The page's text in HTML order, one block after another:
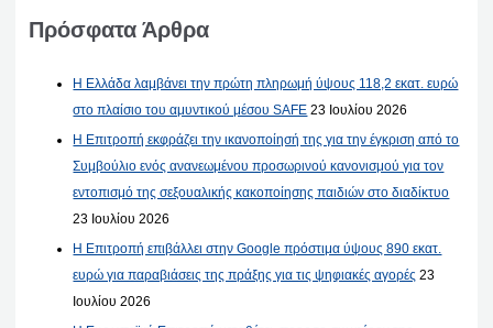
Πρόσφατα Άρθρα
Η Ελλάδα λαμβάνει την πρώτη πληρωμή ύψους 118,2 εκατ. ευρώ
στο πλαίσιο του αμυντικού μέσου SAFE 23 Ιουλίου 2026
Η Επιτροπή εκφράζει την ικανοποίησή της για την έγκριση από το
Συμβούλιο ενός ανανεωμένου προσωρινού κανονισμού για τον
εντοπισμό της σεξουαλικής κακοποίησης παιδιών στο διαδίκτυο
23 Ιουλίου 2026
Η Επιτροπή επιβάλλει στην Google πρόστιμα ύψους 890 εκατ.
ευρώ για παραβιάσεις της πράξης για τις ψηφιακές αγορές 23
Ιουλίου 2026